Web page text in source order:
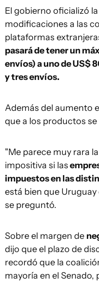
El gobierno oficializó
modificaciones a las
plataformas
pasará de tener un
envíos) a uno de US$
y tres envíos.
Además del aumento
que a los productos
"Me parece muy rara
impositiva si las
impuestos en las
está bien que
se preguntó.
Sobre el margen de
dijo que el plazo de
recordó que la
mayoría en el Senado,